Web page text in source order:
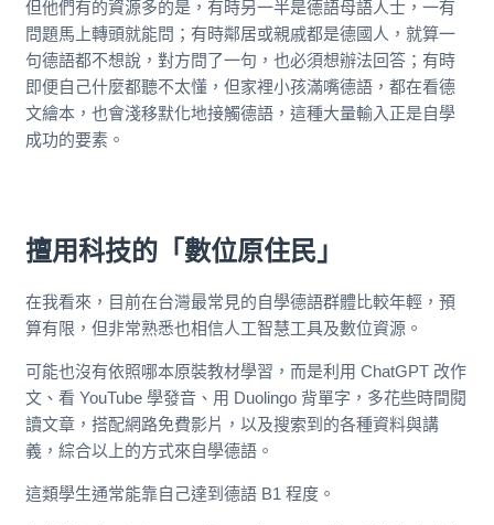
但他們有的資源多的是，有時另一半是德語母語人士，一有
問題馬上轉頭就能問；有時鄰居或親戚都是德國人，就算一
句德語都不想說，對方問了一句，也必須想辦法回答；有時
即便自己什麼都聽不太懂，但家裡小孩滿嘴德語，都在看德
文繪本，也會淺移默化地接觸德語，這種大量輸入正是自學
成功的要素。
擅用科技的「數位原住民」
在我看來，目前在台灣最常見的自學德語群體比較年輕，預
算有限，但非常熟悉也相信人工智慧工具及數位資源。
可能也沒有依照哪本原裝教材學習，而是利用 ChatGPT 改作
文、看 YouTube 學發音、用 Duolingo 背單字，多花些時間閱
讀文章，搭配網路免費影片，以及搜索到的各種資料與講
義，綜合以上的方式來自學德語。
這類學生通常能靠自己達到德語 B1 程度。